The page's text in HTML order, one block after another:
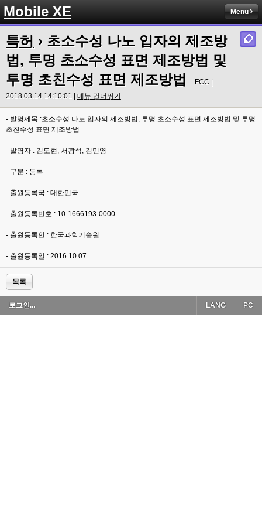
Mobile XE Menu
특허 › 초소수성 나노 입자의 제조방
법, 투명 초소수성 표면 제조방법 및
투명 초친수성 표면 제조방법
FCC |
2018.03.14 14:10:01 | 메뉴 건너뛰기
- 발명제목 :초소수성 나노 입자의 제조방법, 투명 초소수성 표면 제조방법 및 투명
초친수성 표면 제조방법
- 발명자 : 김도현, 서광석, 김민영
- 구분 : 등록
- 출원등록국 : 대한민국
- 출원등록번호 : 10-1666193-0000
- 출원등록인 : 한국과학기술원
- 출원등록일 : 2016.10.07
목록
로그인... PC
LANG